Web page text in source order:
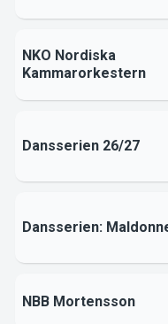
NKO Nordiska
Kammarorkestern
Dansserien 26/27
Dansserien:
NBB Mortensson